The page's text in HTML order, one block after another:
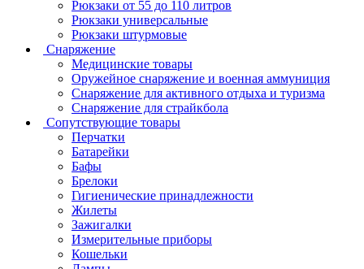
Рюкзаки от 55 до 110 литров
Рюкзаки универсальные
Рюкзаки штурмовые
Снаряжение
Медицинские товары
Оружейное снаряжение и военная аммуниция
Снаряжение для активного отдыха и туризма
Снаряжение для страйкбола
Сопутствующие товары
Перчатки
Батарейки
Бафы
Брелоки
Гигиенические принадлежности
Жилеты
Зажигалки
Измерительные приборы
Кошельки